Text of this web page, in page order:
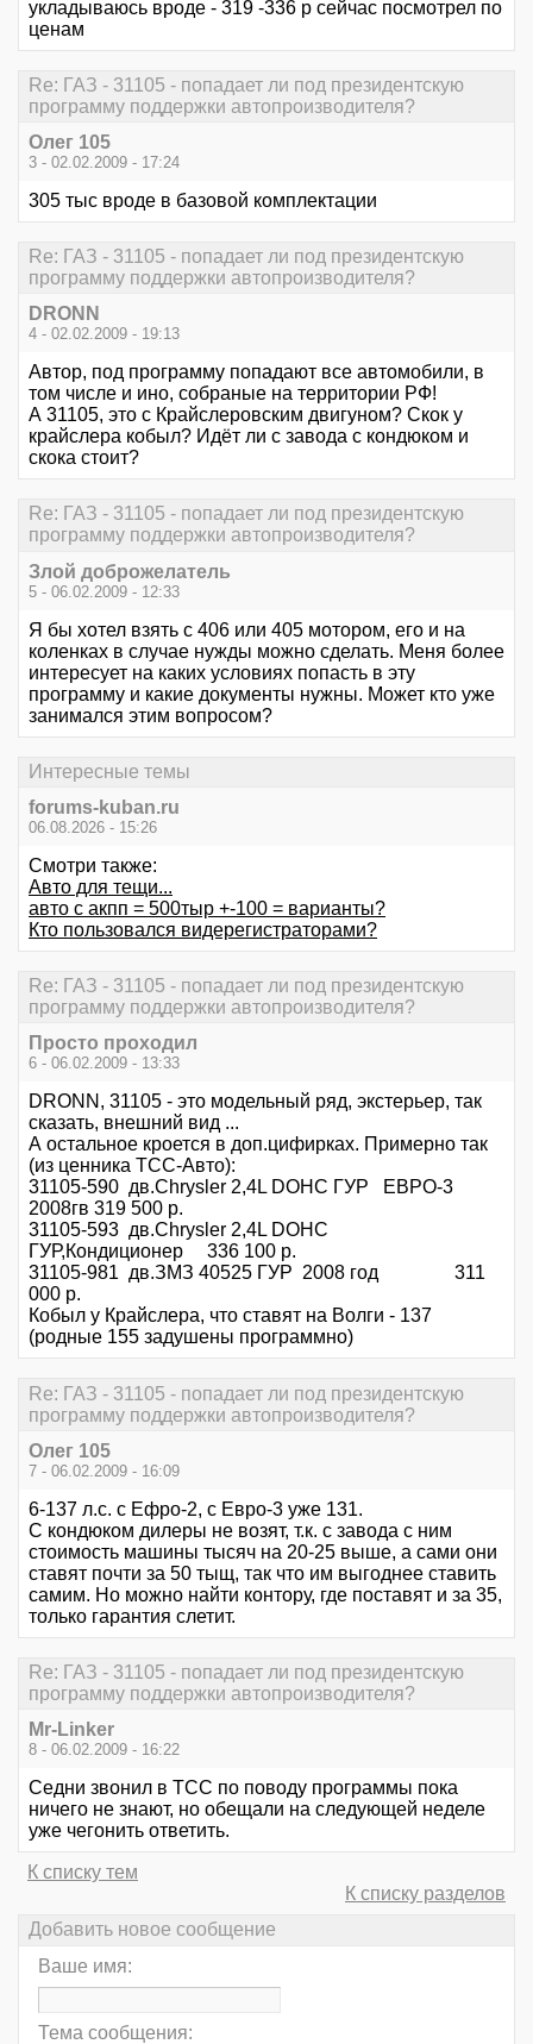
укладываюсь вроде - 319 -336 р сейчас посмотрел по
ценам
Re: ГАЗ - 31105 - попадает ли под президентскую
программу поддержки автопроизводителя?
Олег 105
3 - 02.02.2009 - 17:24
305 тыс вроде в базовой комплектации
Re: ГАЗ - 31105 - попадает ли под президентскую
программу поддержки автопроизводителя?
DRONN
4 - 02.02.2009 - 19:13
Автор, под программу попадают все автомобили, в
том числе и ино, собраные на территории РФ!
А 31105, это с Крайслеровским двигуном? Скок у
крайслера кобыл? Идёт ли с завода с кондюком и
скока стоит?
Re: ГАЗ - 31105 - попадает ли под президентскую
программу поддержки автопроизводителя?
Злой доброжелатель
5 - 06.02.2009 - 12:33
Я бы хотел взять с 406 или 405 мотором, его и на
коленках в случае нужды можно сделать. Меня более
интересует на каких условиях попасть в эту
программу и какие документы нужны. Может кто уже
занимался этим вопросом?
Интересные темы
forums-kuban.ru
06.08.2026 - 15:26
Смотри также:
Авто для тещи...
авто с акпп = 500тыр +-100 = варианты?
Кто пользовался видерегистраторами?
Re: ГАЗ - 31105 - попадает ли под президентскую
программу поддержки автопроизводителя?
Просто проходил
6 - 06.02.2009 - 13:33
DRONN, 31105 - это модельный ряд, экстерьер, так
сказать, внешний вид ...
А остальное кроется в доп.цифирках. Примерно так
(из ценника ТСС-Авто):
31105-590 дв.Chrysler 2,4L DOHC ГУР ЕВРО-3
2008гв 319 500 р.
31105-593 дв.Chrysler 2,4L DOHC
ГУР,Кондиционер 336 100 р.
31105-981 дв.ЗМЗ 40525 ГУР 2008 год 311
000 р.
Кобыл у Крайслера, что ставят на Волги - 137
(родные 155 задушены программно)
Re: ГАЗ - 31105 - попадает ли под президентскую
программу поддержки автопроизводителя?
Олег 105
7 - 06.02.2009 - 16:09
6-137 л.с. с Ефро-2, с Евро-3 уже 131.
С кондюком дилеры не возят, т.к. с завода с ним
стоимость машины тысяч на 20-25 выше, а сами они
ставят почти за 50 тыщ, так что им выгоднее ставить
самим. Но можно найти контору, где поставят и за 35,
только гарантия слетит.
Re: ГАЗ - 31105 - попадает ли под президентскую
программу поддержки автопроизводителя?
Mr-Linker
8 - 06.02.2009 - 16:22
Седни звонил в ТСС по поводу программы пока
ничего не знают, но обещали на следующей неделе
уже чегонить ответить.
К списку тем
К списку разделов
Добавить новое сообщение
Ваше имя:
Тема сообщения: